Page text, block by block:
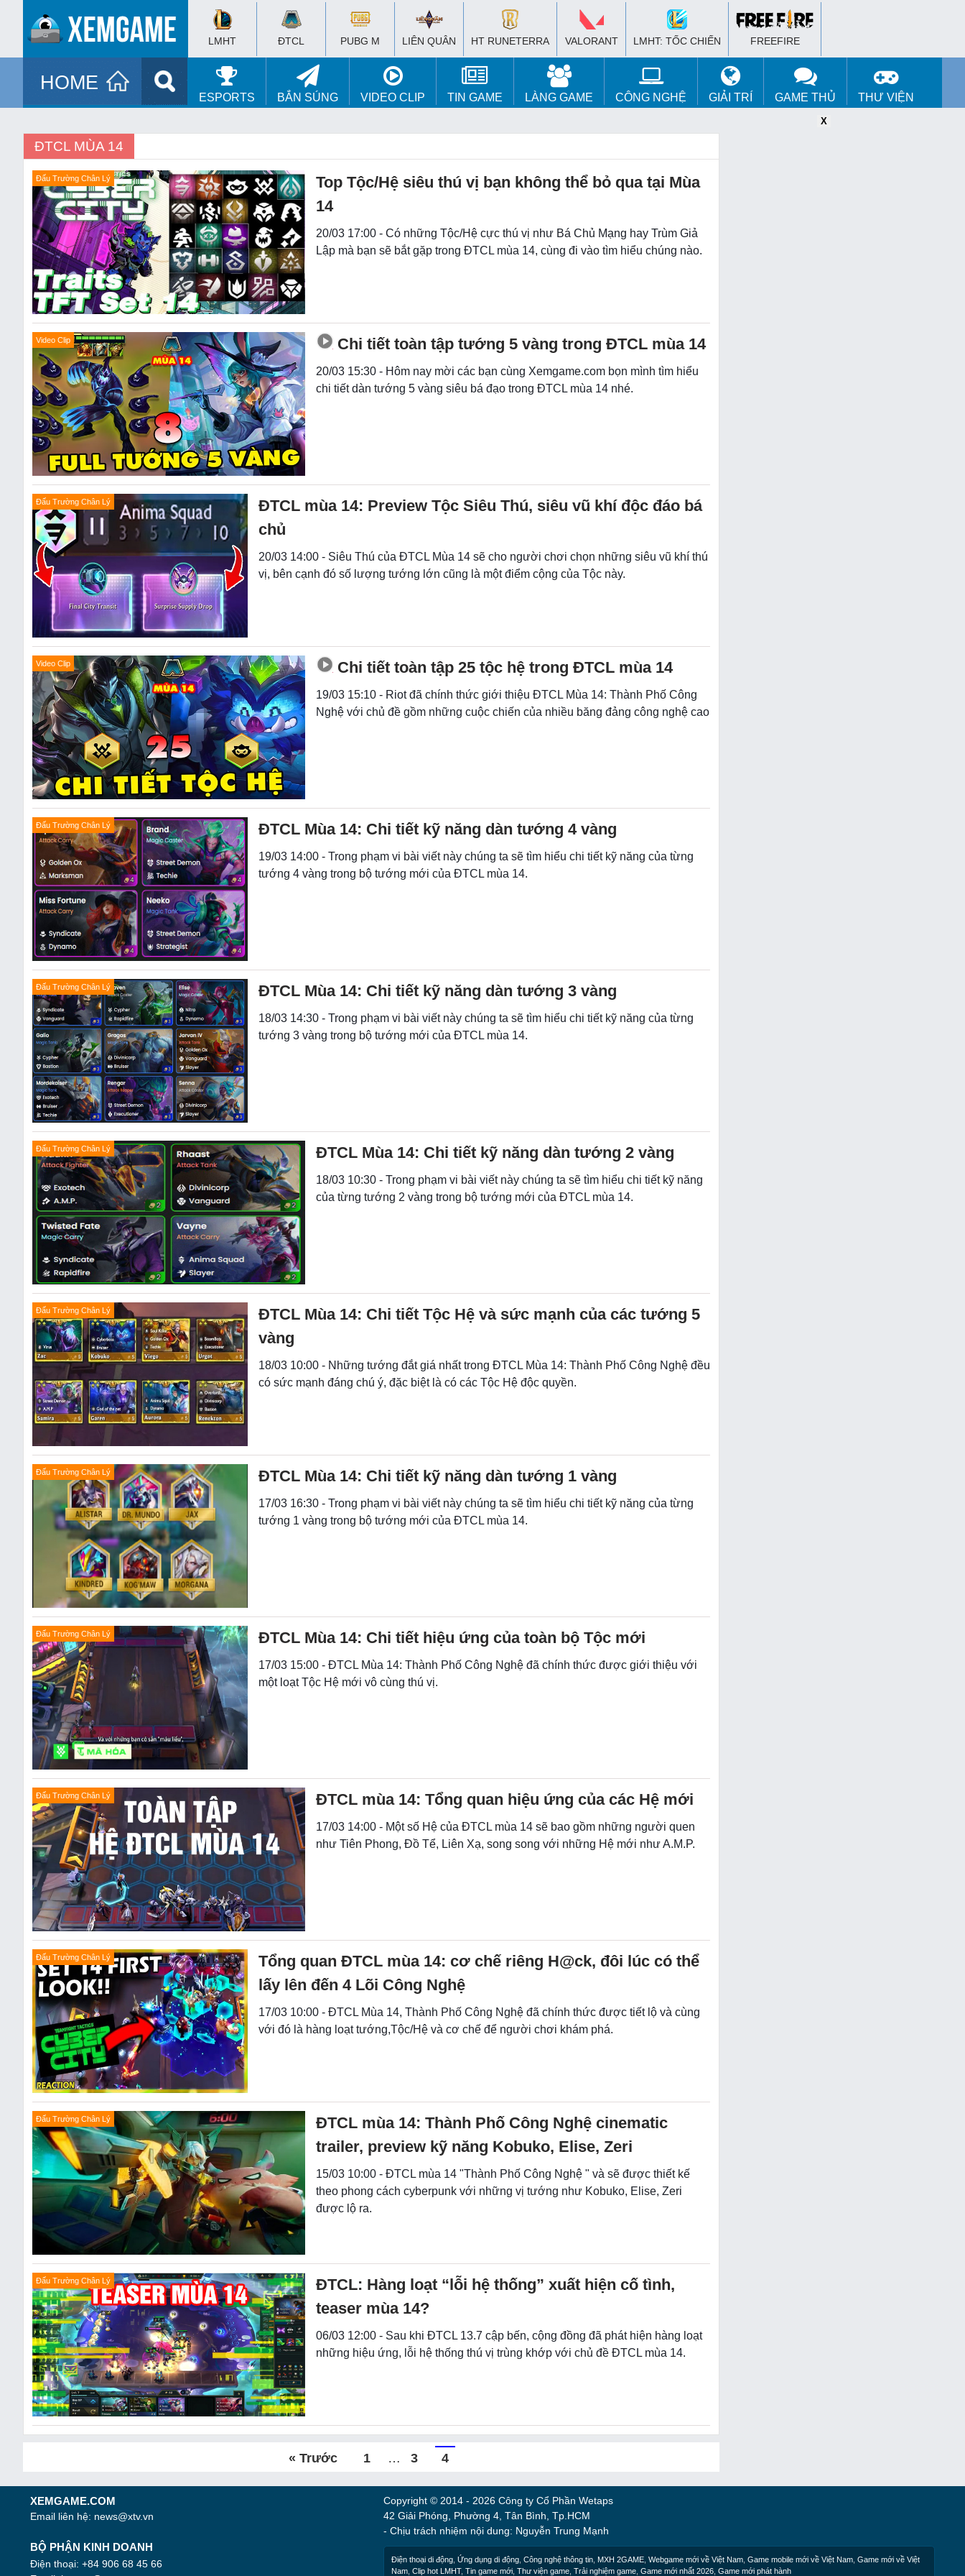
LMHT ĐTCL PUBG M LIÊN QUÂN HT RUNETERRA VALORANT LMHT: TỐC CHIẾN FREEFIRE
HOME
ESPORTS BẮN SÚNG VIDEO CLIP TIN GAME LÀNG GAME CÔNG NGHỆ GIẢI TRÍ GAME THỦ THƯ VIỆN
X
ĐTCL MÙA 14
Đấu Trường Chân Lý
Top Tộc/Hệ siêu thú vị bạn không thể bỏ qua tại Mùa
14
20/03 17:00 - Có những Tộc/Hệ cực thú vị như Bá Chủ Mạng hay Trùm Giả
Lập mà bạn sẽ bắt gặp trong ĐTCL mùa 14, cùng đi vào tìm hiểu chúng nào.
Video Clip Chi tiết toàn tập tướng 5 vàng trong ĐTCL mùa 14
20/03 15:30 - Hôm nay mời các bạn cùng Xemgame.com bọn mình tìm hiểu
chi tiết dàn tướng 5 vàng siêu bá đạo trong ĐTCL mùa 14 nhé.
Đấu Trường Chân Lý
ĐTCL mùa 14: Preview Tộc Siêu Thú, siêu vũ khí độc đáo bá
chủ
20/03 14:00 - Siêu Thú của ĐTCL Mùa 14 sẽ cho người chơi chọn những siêu vũ khí thú
vị, bên cạnh đó số lượng tướng lớn cũng là một điểm cộng của Tộc này.
Video Clip Chi tiết toàn tập 25 tộc hệ trong ĐTCL mùa 14
19/03 15:10 - Riot đã chính thức giới thiệu ĐTCL Mùa 14: Thành Phố Công
Nghệ với chủ đề gồm những cuộc chiến của nhiều băng đảng công nghệ cao
Đấu Trường Chân Lý ĐTCL Mùa 14: Chi tiết kỹ năng dàn tướng 4 vàng
19/03 14:00 - Trong phạm vi bài viết này chúng ta sẽ tìm hiểu chi tiết kỹ năng của từng
tướng 4 vàng trong bộ tướng mới của ĐTCL mùa 14.
Đấu Trường Chân Lý ĐTCL Mùa 14: Chi tiết kỹ năng dàn tướng 3 vàng
18/03 14:30 - Trong phạm vi bài viết này chúng ta sẽ tìm hiểu chi tiết kỹ năng của từng
tướng 3 vàng trong bộ tướng mới của ĐTCL mùa 14.
Đấu Trường Chân Lý ĐTCL Mùa 14: Chi tiết kỹ năng dàn tướng 2 vàng
18/03 10:30 - Trong phạm vi bài viết này chúng ta sẽ tìm hiểu chi tiết kỹ năng
của từng tướng 2 vàng trong bộ tướng mới của ĐTCL mùa 14.
Đấu Trường Chân Lý
ĐTCL Mùa 14: Chi tiết Tộc Hệ và sức mạnh của các tướng 5
vàng
18/03 10:00 - Những tướng đắt giá nhất trong ĐTCL Mùa 14: Thành Phố Công Nghệ đều
có sức mạnh đáng chú ý, đặc biệt là có các Tộc Hệ độc quyền.
Đấu Trường Chân Lý ĐTCL Mùa 14: Chi tiết kỹ năng dàn tướng 1 vàng
17/03 16:30 - Trong phạm vi bài viết này chúng ta sẽ tìm hiểu chi tiết kỹ năng của từng
tướng 1 vàng trong bộ tướng mới của ĐTCL mùa 14.
Đấu Trường Chân Lý ĐTCL Mùa 14: Chi tiết hiệu ứng của toàn bộ Tộc mới
17/03 15:00 - ĐTCL Mùa 14: Thành Phố Công Nghệ đã chính thức được giới thiệu với
một loạt Tộc Hệ mới vô cùng thú vị.
Đấu Trường Chân Lý ĐTCL mùa 14: Tổng quan hiệu ứng của các Hệ mới
17/03 14:00 - Một số Hệ của ĐTCL mùa 14 sẽ bao gồm những người quen
như Tiên Phong, Đồ Tể, Liên Xạ, song song với những Hệ mới như A.M.P.
Đấu Trường Chân Lý
Tổng quan ĐTCL mùa 14: cơ chế riêng H@ck, đôi lúc có thể
lấy lên đến 4 Lõi Công Nghệ
17/03 10:00 - ĐTCL Mùa 14, Thành Phố Công Nghệ đã chính thức được tiết lộ và cùng
với đó là hàng loạt tướng,Tộc/Hệ và cơ chế để người chơi khám phá.
Đấu Trường Chân Lý
ĐTCL mùa 14: Thành Phố Công Nghệ cinematic
trailer, preview kỹ năng Kobuko, Elise, Zeri
15/03 10:00 - ĐTCL mùa 14 "Thành Phố Công Nghệ " và sẽ được thiết kế
theo phong cách cyberpunk với những vị tướng như Kobuko, Elise, Zeri
được lộ ra.
Đấu Trường Chân Lý
ĐTCL: Hàng loạt “lỗi hệ thống” xuất hiện cố tình,
teaser mùa 14?
06/03 12:00 - Sau khi ĐTCL 13.7 cập bến, cộng đồng đã phát hiện hàng loạt
những hiệu ứng, lỗi hệ thống thú vị trùng khớp với chủ đề ĐTCL mùa 14.
« Trước 1 … 3 4
XEMGAME.COM
Email liên hệ: news@xtv.vn
BỘ PHẬN KINH DOANH
Điện thoại: +84 906 68 45 66
Copyright © 2014 - 2026 Công ty Cổ Phần Wetaps
42 Giải Phóng, Phường 4, Tân Bình, Tp.HCM
- Chịu trách nhiệm nội dung: Nguyễn Trung Mạnh
Điện thoại di động Ứng dụng di động Công nghệ thông tin MXH 2GAME Webgame mới về Việt Nam Game mobile mới về Việt Nam Game mới về Việt
Nam Clip hot LMHT, Tin game mới Thư viện game Trải nghiệm game Game mới nhất 2026 Game mới phát hành